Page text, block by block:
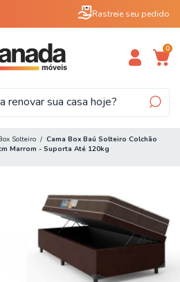
Rastreie seu pedido
0
Solteiro / Cama Box Baú Solteiro Colchão
Marrom - Suporta Até 120kg